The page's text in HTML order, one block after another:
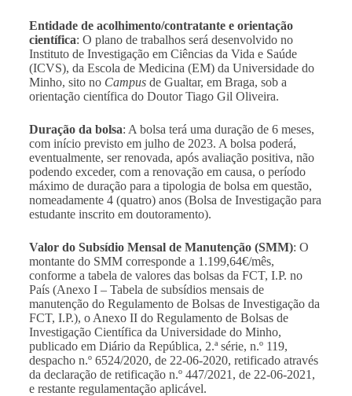
Entidade de acolhimento/contratante e orientação
científica: O plano de trabalhos será desenvolvido no
Instituto de Investigação em Ciências da Vida e Saúde
(ICVS), da Escola de Medicina (EM) da Universidade do
Minho, sito no Campusde Gualtar, em Braga, sob a
orientação científica do Doutor Tiago Gil Oliveira.
Duração da bolsa: A bolsa terá uma duração de 6 meses,
com início previsto em julho de 2023. A bolsa poderá,
eventualmente, ser renovada, após avaliação positiva, não
podendo exceder, com a renovação em causa, o período
máximo de duração para a tipologia de bolsa em questão,
nomeadamente 4 (quatro) anos (Bolsa de Investigação para
estudante inscrito em doutoramento).
Valor do Subsídio Mensal de Manutenção (SMM): O
montante do SMM corresponde a 1.199,64€/mês,
conforme a tabela de valores das bolsas da FCT, I.P. no
País (Anexo I – Tabela de subsídios mensais de
manutenção do Regulamento de Bolsas de Investigação da
FCT, I.P.), o Anexo II do Regulamento de Bolsas de
Investigação Científica da Universidade do Minho,
publicado em Diário da República, 2.ª série, n.º 119,
despacho n.º 6524/2020, de 22-06-2020, retificado através
da declaração de retificação n.º 447/2021, de 22-06-2021,
e restante regulamentação aplicável.